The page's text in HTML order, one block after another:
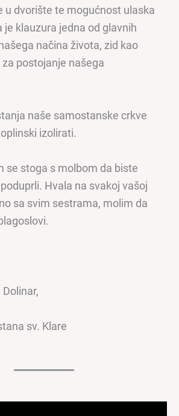
u dvorište te mogućnost ulaska
je klauzura jedna od glavnih
načina života, zid kao
postojanje našega
naše samostanske crkve
izolirati.
se stoga s molbom da biste
Hvala na svakoj vašoj
sa svim sestrama, molim da
sv. Klare